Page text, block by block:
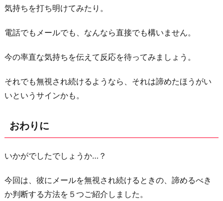
気持ちを打ち明けてみたり。
電話でもメールでも、なんなら直接でも構いません。
今の率直な気持ちを伝えて反応を待ってみましょう。
それでも無視され続けるようなら、それは諦めたほうがい
いというサインかも。
おわりに
いかがでしたでしょうか…？
今回は、彼にメールを無視され続けるときの、諦めるべき
か判断する方法を５つご紹介しました。